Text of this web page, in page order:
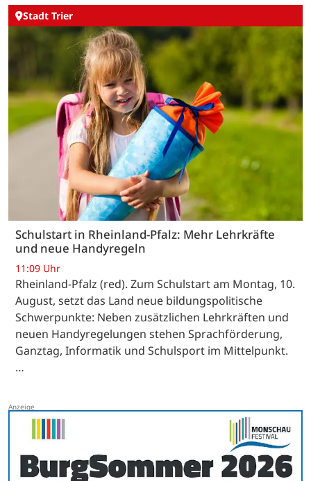
Stadt Trier
Schulstart in Rheinland-Pfalz: Mehr Lehrkräfte
und neue Handyregeln
11:09 Uhr
Rheinland-Pfalz (red). Zum Schulstart am Montag, 10.
August, setzt das Land neue bildungspolitische
Schwerpunkte: Neben zusätzlichen Lehrkräften und
neuen Handyregelungen stehen Sprachförderung,
Ganztag, Informatik und Schulsport im Mittelpunkt.
…